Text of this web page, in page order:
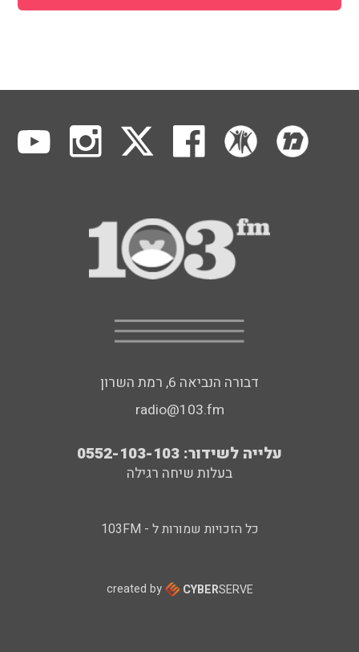
דבורה הנביאה 6, רמת השרון
radio@103.fm
עלייה לשידור: 0552-103-103
בעלות שיחה רגילה
כל הזכויות שמורות ל - 103FM
created by CYBERSERVE